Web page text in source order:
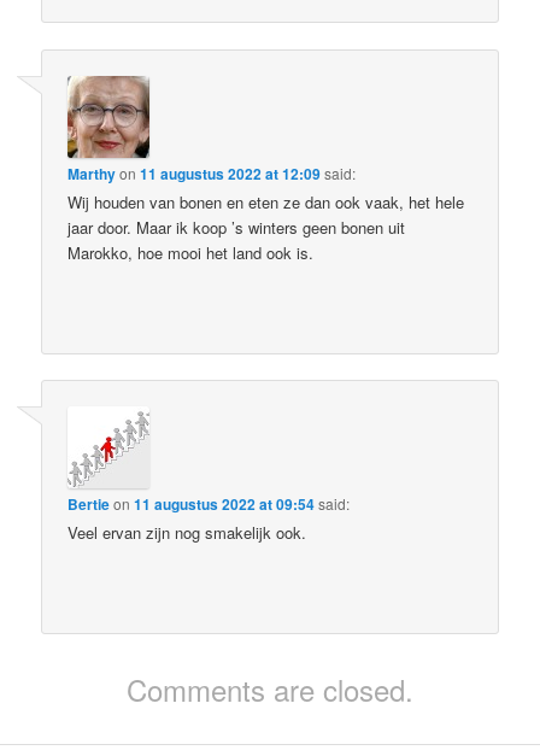
Marthyon11 augustus 2022 at 12:09said:
Wij houden van bonen en eten ze dan ook vaak, het hele
jaar door. Maar ik koop ’s winters geen bonen uit
Marokko, hoe mooi het land ook is.
Bertieon11 augustus 2022 at 09:54said:
Veel ervan zijn nog smakelijk ook.
Comments are closed.